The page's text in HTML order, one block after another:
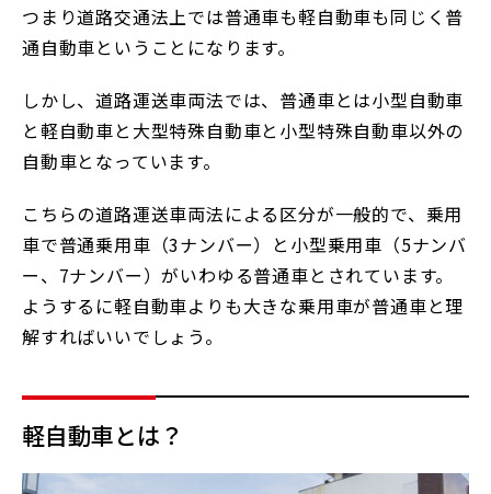
つまり道路交通法上では普通車も軽自動車も同じく普
通自動車ということになります。
しかし、道路運送車両法では、普通車とは小型自動車
と軽自動車と大型特殊自動車と小型特殊自動車以外の
自動車となっています。
こちらの道路運送車両法による区分が一般的で、乗用
車で普通乗用車（3ナンバー）と小型乗用車（5ナンバ
ー、7ナンバー）がいわゆる普通車とされています。
ようするに軽自動車よりも大きな乗用車が普通車と理
解すればいいでしょう。
軽自動車とは？